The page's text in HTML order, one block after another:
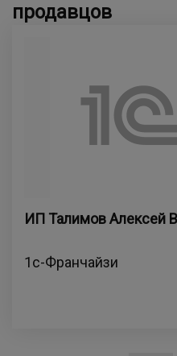
продавцов
ИП Талимов Алексей
1с-Франчайзи